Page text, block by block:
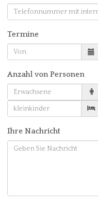
Termine
Anzahl von Personen
Ihre Nachricht